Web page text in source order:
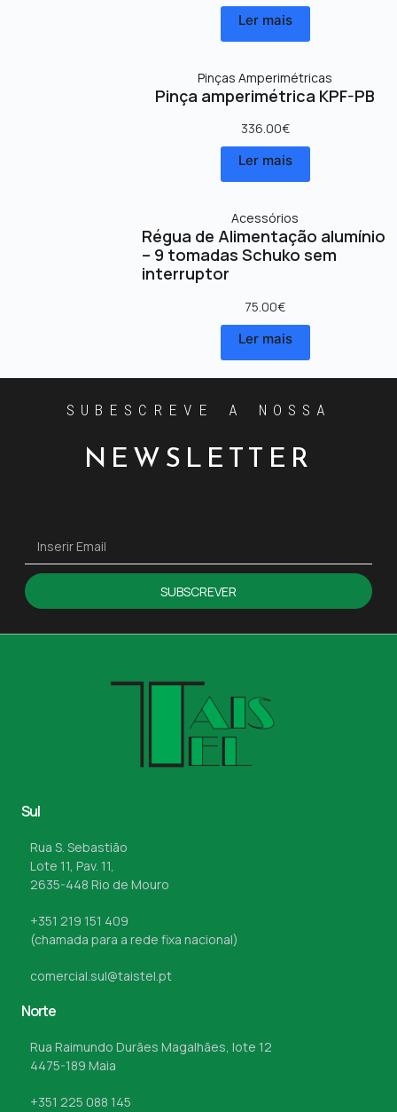
Ler mais
Pinças Amperimétricas
Pinça amperimétrica KPF-PB
336.00€
Ler mais
Acessórios
Régua de Alimentação alumínio
– 9 tomadas Schuko sem
interruptor
75.00€
Ler mais
SUBESCREVE A NOSSA
NEWSLETTER
SUBSCREVER
Sul
Rua S. Sebastião
Lote 11, Pav. 11,
2635-448 Rio de Mouro
+351 219 151 409
(chamada para a rede fixa nacional)
comercial.sul@taistel.pt
Norte
Rua Raimundo Durães Magalhães, lote 12
4475-189 Maia
+351 225 088 145